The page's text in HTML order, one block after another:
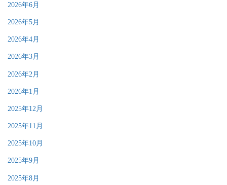
2026年6月
2026年5月
2026年4月
2026年3月
2026年2月
2026年1月
2025年12月
2025年11月
2025年10月
2025年9月
2025年8月